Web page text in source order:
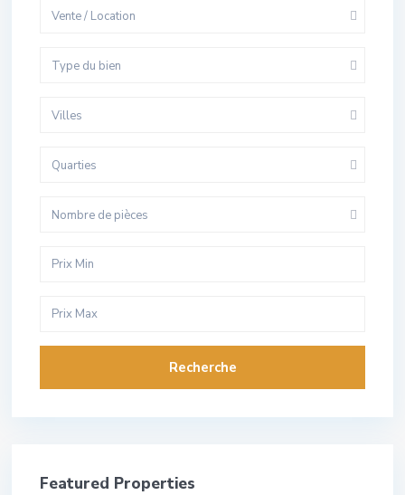
Vente / Location
Type du bien
Villes
Quarties
Nombre de pièces
Recherche
Featured Properties